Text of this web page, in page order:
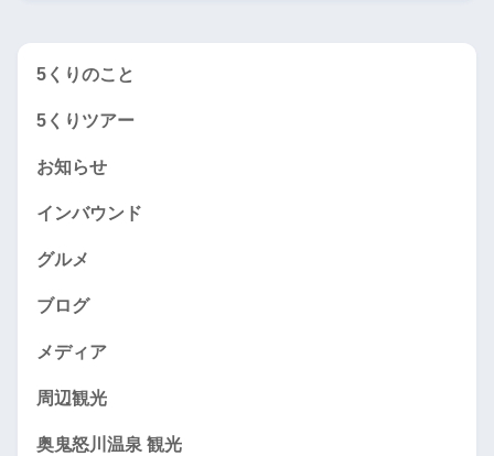
5くりのこと
5くりツアー
お知らせ
インバウンド
グルメ
ブログ
メディア
周辺観光
奥鬼怒川温泉 観光